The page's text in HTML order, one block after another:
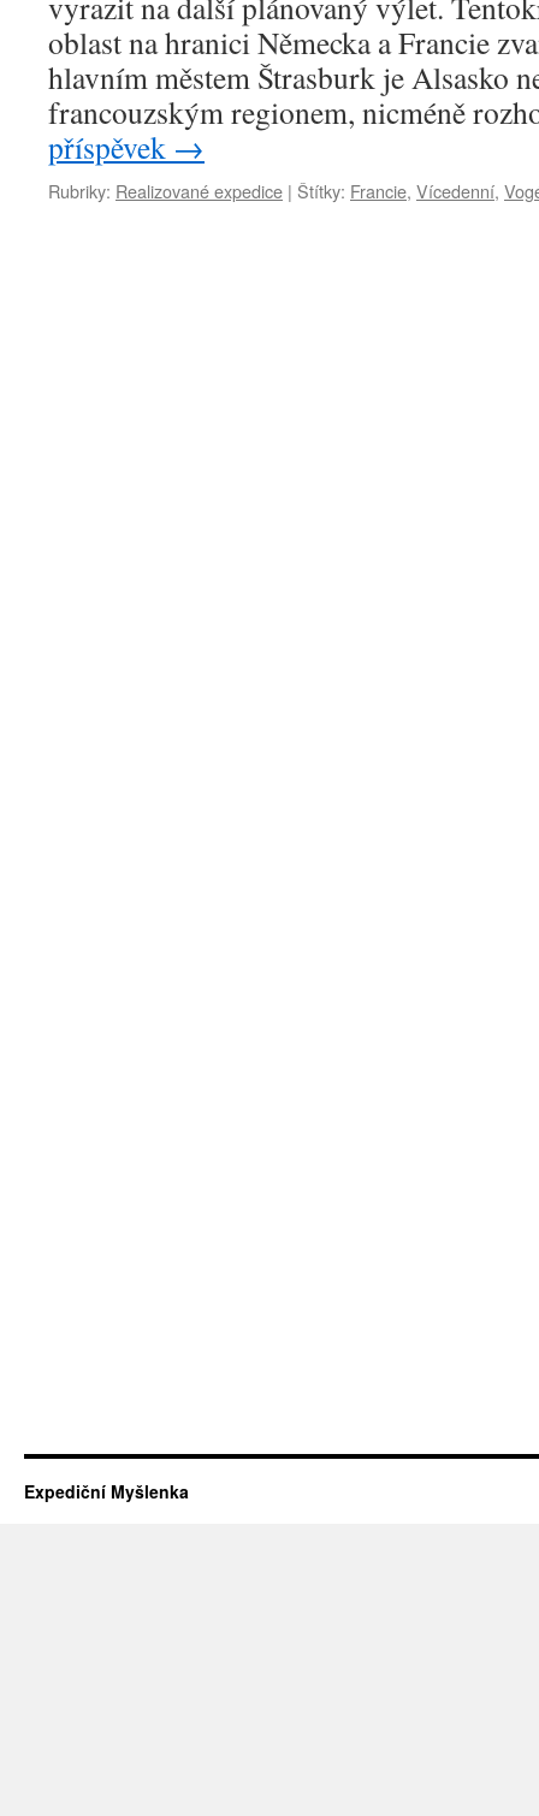
oblast na hranici Německa a Francie
hlavním městem Štrasburk je Alsasko
francouzským regionem, nicméně
příspěvek →
Rubriky: Realizované expedice | Štítky: Francie, Vícedenní,
Expediční Myšlenka